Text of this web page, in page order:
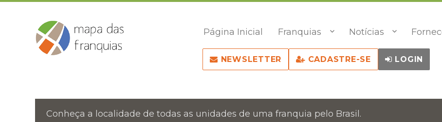
Página Inicial Franquias Notícias
NEWSLETTER CADASTRE-SE LOGIN
Conheça a localidade de todas as unidades de uma franquia pelo Brasil.